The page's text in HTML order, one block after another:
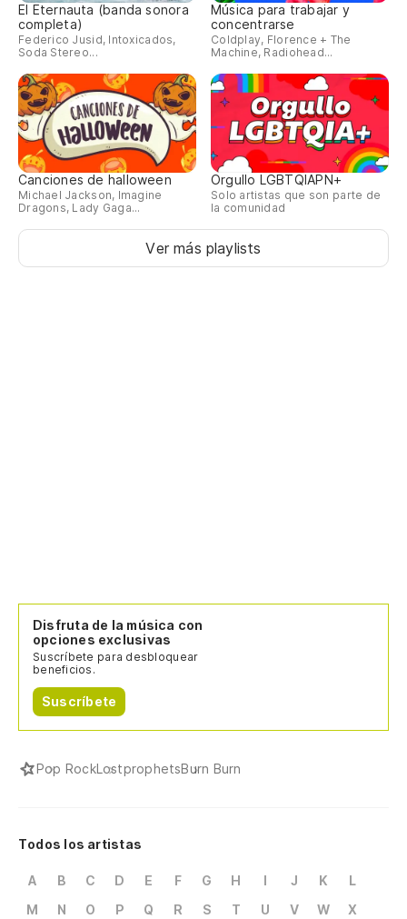
El Eternauta (banda sonora
completa)
Federico Jusid, Intoxicados,
Soda Stereo...
Música para trabajar y
concentrarse
Coldplay, Florence + The
Machine, Radiohead...
Canciones de halloween
Michael Jackson, Imagine
Dragons, Lady Gaga...
Orgullo LGBTQIAPN+
Solo artistas que son parte de
la comunidad
Ver más playlists
Disfruta de la música con
opciones exclusivas
Suscríbete para desbloquear
beneficios.
Suscríbete
Pop RockLostprophetsBurn Burn
Todos los artistas
A B C D E F G H I J K
L
M
N O P Q R S T U V W
X